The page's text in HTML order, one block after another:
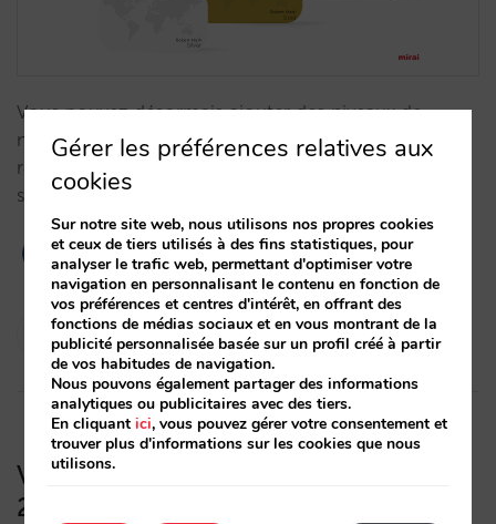
Vous pouvez désormais ajouter des niveaux de
membre à votre club de fidélité et différencier les
remises et les tarifs de vos clients en fonction des
séjours qu’ils ont cumulés.…
César López
30/05/2022
Voici nos principales nouveautés de
2021
Gérer les préférences relatives aux
cookies
Sur notre site web, nous utilisons nos propres cookies
et ceux de tiers utilisés à des fins statistiques, pour
analyser le trafic web, permettant d'optimiser votre
navigation en personnalisant le contenu en fonction de
vos préférences et centres d'intérêt, en offrant des
fonctions de médias sociaux et en vous montrant de la
publicité personnalisée basée sur un profil créé à partir
de vos habitudes de navigation.
Nous pouvons également partager des informations
analytiques ou publicitaires avec des tiers.
En cliquantici, vous pouvez gérer votre consentement et
trouver plus d'informations sur les cookies que nous
utilisons.